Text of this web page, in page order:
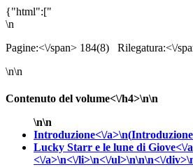
{"html":["
\n
Pagine:<\/span> 184(8) Rilegatura:<\/
\n\n
Contenuto del volume<\/h4>\n\n
\n\n
Introduzione<\/a>\n(
Lucky Starr e le lune di Giove<\/
<\/a>\n<\/li>\n<\/ul>\n\n\n<\/